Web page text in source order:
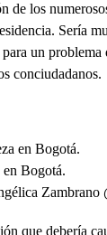
de los
Sería
un problema
conciudadanos.
en Bogotá.
Zambrano
que debería